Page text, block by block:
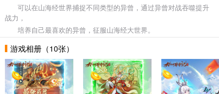
可以在山海经世界捕捉不同类型的异曾，通过异曾对战吞噬提升
战力，
培养自己最喜欢的异曾，征服山海经大世界。
游戏相册（10张）